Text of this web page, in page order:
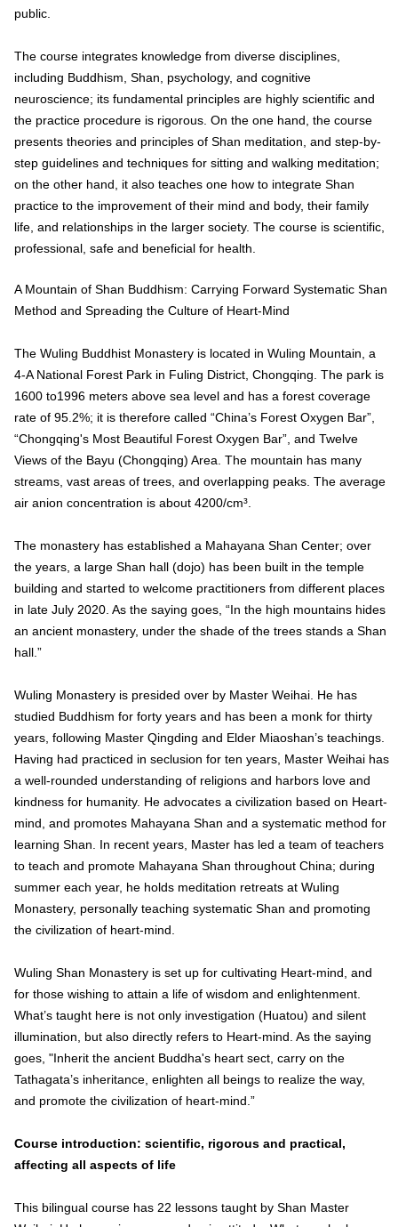
public.
The course integrates knowledge from diverse disciplines,
including Buddhism, Shan, psychology, and cognitive
neuroscience; its fundamental principles are highly scientific and
the practice procedure is rigorous. On the one hand, the course
presents theories and principles of Shan meditation, and step-by-
step guidelines and techniques for sitting and walking meditation;
on the other hand, it also teaches one how to integrate Shan
practice to the improvement of their mind and body, their family
life, and relationships in the larger society. The course is scientific,
professional, safe and beneficial for health.
A Mountain of Shan Buddhism: Carrying Forward Systematic Shan
Method and Spreading the Culture of Heart-Mind
The Wuling Buddhist Monastery is located in Wuling Mountain, a
4-A National Forest Park in Fuling District, Chongqing. The park is
1600 to1996 meters above sea level and has a forest coverage
rate of 95.2%; it is therefore called “China’s Forest Oxygen Bar”,
“Chongqing's Most Beautiful Forest Oxygen Bar”, and Twelve
Views of the Bayu (Chongqing) Area. The mountain has many
streams, vast areas of trees, and overlapping peaks. The average
air anion concentration is about 4200/cm³.
The monastery has established a Mahayana Shan Center; over
the years, a large Shan hall (dojo) has been built in the temple
building and started to welcome practitioners from different places
in late July 2020. As the saying goes, “In the high mountains hides
an ancient monastery, under the shade of the trees stands a Shan
hall.”
Wuling Monastery is presided over by Master Weihai. He has
studied Buddhism for forty years and has been a monk for thirty
years, following Master Qingding and Elder Miaoshan’s teachings.
Having had practiced in seclusion for ten years, Master Weihai has
a well-rounded understanding of religions and harbors love and
kindness for humanity. He advocates a civilization based on Heart-
mind, and promotes Mahayana Shan and a systematic method for
learning Shan. In recent years, Master has led a team of teachers
to teach and promote Mahayana Shan throughout China; during
summer each year, he holds meditation retreats at Wuling
Monastery, personally teaching systematic Shan and promoting
the civilization of heart-mind.
Wuling Shan Monastery is set up for cultivating Heart-mind, and
for those wishing to attain a life of wisdom and enlightenment.
What’s taught here is not only investigation (Huatou) and silent
illumination, but also directly refers to Heart-mind. As the saying
goes, "Inherit the ancient Buddha's heart sect, carry on the
Tathagata’s inheritance, enlighten all beings to realize the way,
and promote the civilization of heart-mind.”
Course introduction: scientific, rigorous and practical,
affecting all aspects of life
This bilingual course has 22 lessons taught by Shan Master